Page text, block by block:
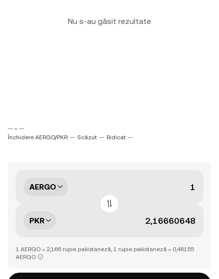
Nu s-au găsit rezultate
-- ~ --
Închidere AERGO/PKR: -- Scăzut: -- Ridicat: --
AERGO
PKR
1 AERGO = 2,166 rupie pakistaneză, 1 rupie pakistaneză = 0,46155
AERGO